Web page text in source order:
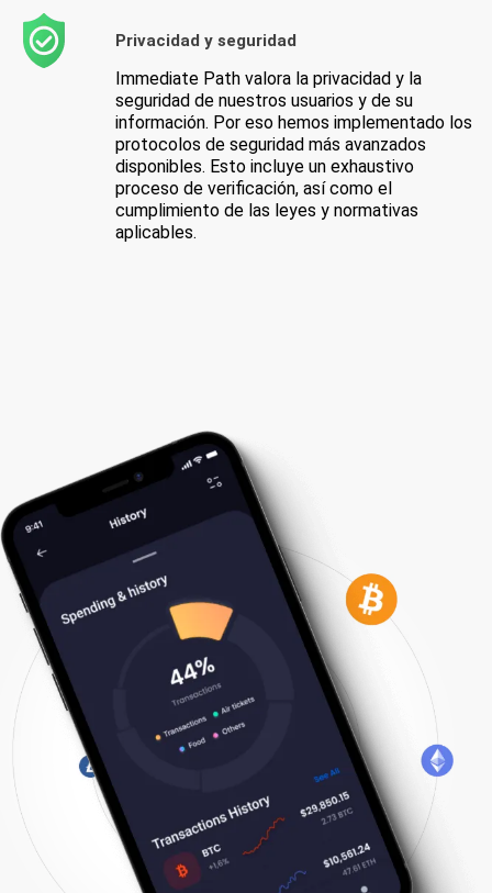
Privacidad y seguridad
Immediate Path valora la privacidad y la
seguridad de nuestros usuarios y de su
información. Por eso hemos implementado los
protocolos de seguridad más avanzados
disponibles. Esto incluye un exhaustivo
proceso de verificación, así como el
cumplimiento de las leyes y normativas
aplicables.